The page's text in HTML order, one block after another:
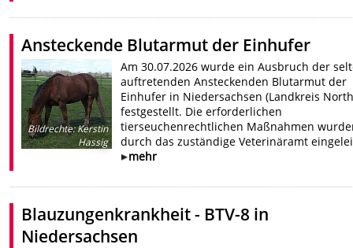
Ansteckende Blutarmut der Einhufer
Bildrechte:Kerstin
Hassig
Am 30.07.2026 wurde ein Ausbruch der
auftretenden Ansteckenden Blutarmut der
Einhufer in Niedersachsen (Landkreis
festgestellt. Die erforderlichen
tierseuchenrechtlichen Maßnahmen
durch das zuständige Veterinäramt
mehr
Blauzungenkrankheit - BTV-8 in
Niedersachsen